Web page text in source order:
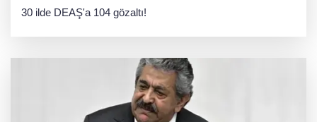
30 ilde DEAŞ'a 104 gözaltı!